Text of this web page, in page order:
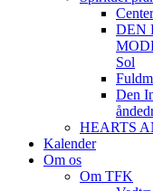
DEN
Sol
Den
HEARTS
Kalender
Om os
Om TFK